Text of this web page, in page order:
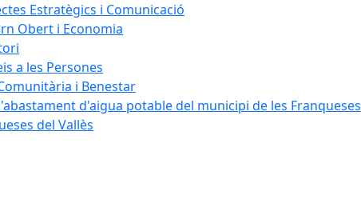
Estratègics i Comunicació
Obert i Economia
a les Persones
i Benestar
d'aigua potable del municipi de les Franqueses
del Vallès